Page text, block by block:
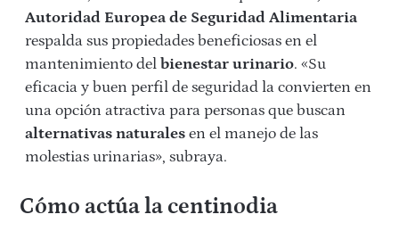
Autoridad Europea de Seguridad Alimentaria
respalda sus propiedades beneficiosas en el
mantenimiento del bienestar urinario. «Su
eficacia y buen perfil de seguridad la convierten en
una opción atractiva para personas que buscan
alternativas naturales en el manejo de las
molestias urinarias», subraya.
Cómo actúa la centinodia